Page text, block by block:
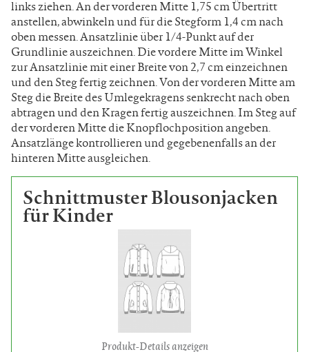
links ziehen. An der vorderen Mitte 1,75 cm Übertritt
anstellen, abwinkeln und für die Stegform 1,4 cm nach
oben messen. Ansatzlinie über 1/4-Punkt auf der
Grundlinie auszeichnen. Die vordere Mitte im Winkel
zur Ansatzlinie mit einer Breite von 2,7 cm einzeichnen
und den Steg fertig zeichnen. Von der vorderen Mitte am
Steg die Breite des Umlegekragens senkrecht nach oben
abtragen und den Kragen fertig auszeichnen. Im Steg auf
der vorderen Mitte die Knopflochposition angeben.
Ansatzlänge kontrollieren und gegebenenfalls an der
hinteren Mitte ausgleichen.
Schnittmuster Blousonjacken
für Kinder
Produkt-Details anzeigen